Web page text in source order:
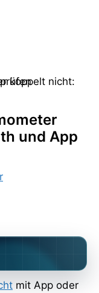
und App
mit App oder